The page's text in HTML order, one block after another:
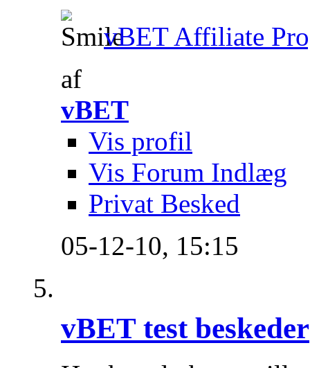
vBET Affiliate
af
vBET
Vis profil
Vis Forum Indlæg
Privat Besked
05-12-10, 15:15
vBET test beskeder